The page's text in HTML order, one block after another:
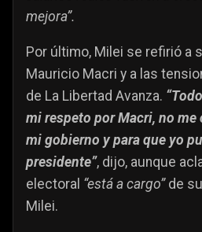
mejora”.
Por último, Milei se refirió a
Mauricio Macri y a las
de La Libertad Avanza.
mi respeto por Macri, no me
mi gobierno y para que yo
presidente”, dijo, aunque
electoral “está a cargo”de su
Milei.